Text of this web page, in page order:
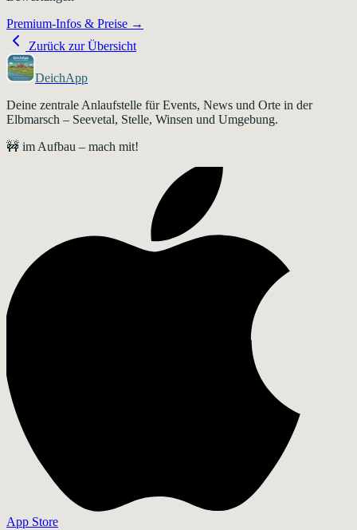
Premium-Infos & Preise →
Zurück zur Übersicht
DeichApp
Deine zentrale Anlaufstelle für Events, News und Orte in der
Elbmarsch – Seevetal, Stelle, Winsen und Umgebung.
🚧 im Aufbau – mach mit!
App Store